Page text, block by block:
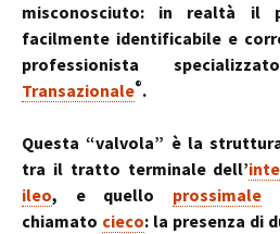
misconosciuto: in realtà il
facilmente identificabile e
professionista
Transazionale®.
Questa “valvola” è la
tra il tratto terminale dell’
ileo, e quello prossimale
chiamato cieco: la presenza di